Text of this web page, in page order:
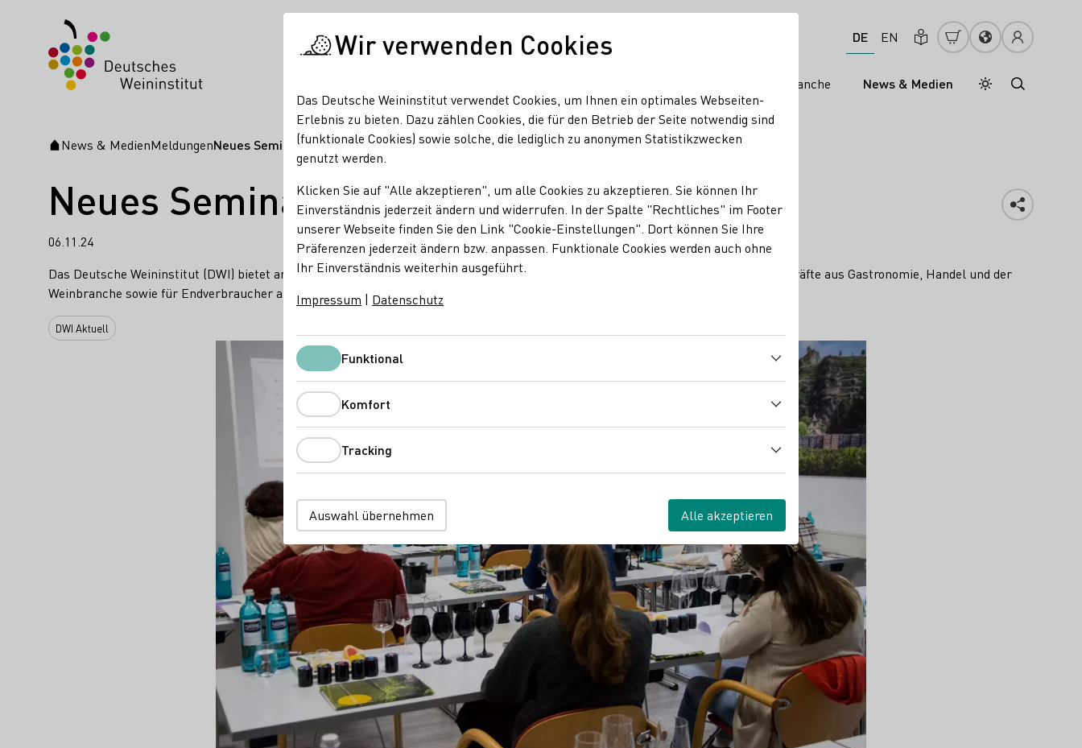
DE EN
Weinbranche News & Medien Tagesmodus
Nachtmodus
Startseite
News & MedienMeldungenNeues Seminarangebot 2025
Neues Seminarangebot 2025
06.11.24
Das Deutsche Weininstitut (DWI) bietet an über 200 Terminen jährlich rund 20 verschiedene Fortbildungen für Fach- und Führungskräfte aus Gastronomie, Handel und der
Weinbranche sowie für Endverbraucher an. Aktuell ist die Seminarübersicht für 2025 erschienen.
DWI Aktuell
Wir verwenden Cookies
Das Deutsche Weininstitut verwendet Cookies, um Ihnen ein optimales Webseiten-
Erlebnis zu bieten. Dazu zählen Cookies, die für den Betrieb der Seite notwendig sind
(funktionale Cookies) sowie solche, die lediglich zu anonymen Statistikzwecken
genutzt werden.
Klicken Sie auf "Alle akzeptieren", um alle Cookies zu akzeptieren. Sie können Ihr
Einverständnis jederzeit ändern und widerrufen. In der Spalte "Rechtliches" im Footer
unserer Webseite finden Sie den Link "Cookie-Einstellungen". Dort können Sie Ihre
Präferenzen jederzeit ändern bzw. anpassen. Funktionale Cookies werden auch ohne
Ihr Einverständnis weiterhin ausgeführt.
Impressum | Datenschutz
FunktionalFunktional
Komfort
Tracking
Auswahl übernehmen Alle akzeptieren